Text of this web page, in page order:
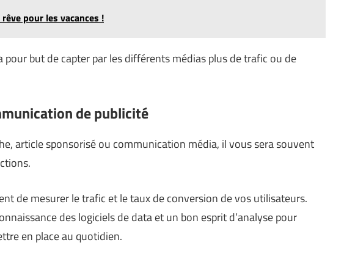
rêve pour les vacances !
pour but de capter par les différents médias plus de trafic ou de
de publicité
article sponsorisé ou communication média, il vous sera souvent
de mesurer le trafic et le taux de conversion de vos utilisateurs.
des logiciels de data et un bon esprit d’analyse pour
en place au quotidien.